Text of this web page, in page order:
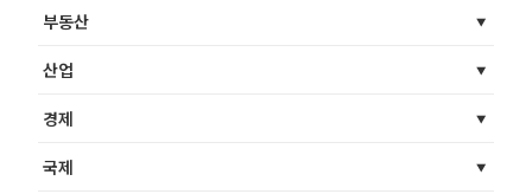
부동산
산업
경제
국제